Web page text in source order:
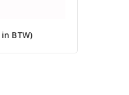
in BTW)